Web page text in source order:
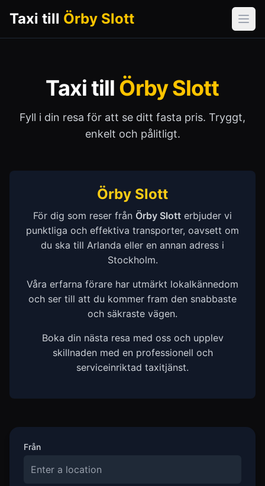
Taxi till Örby Slott
Taxi till Örby Slott
Fyll i din resa för att se ditt fasta pris. Tryggt,
enkelt och pålitligt.
Örby Slott
För dig som reser från Örby Slott erbjuder vi
punktliga och effektiva transporter, oavsett om
du ska till Arlanda eller en annan adress i
Stockholm.
Våra erfarna förare har utmärkt lokalkännedom
och ser till att du kommer fram den snabbaste
och säkraste vägen.
Boka din nästa resa med oss och upplev
skillnaden med en professionell och
serviceinriktad taxitjänst.
Från